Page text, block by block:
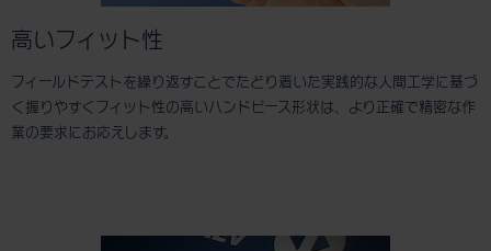
高いフィット性
フィールドテストを繰り返すことでたどり着いた実践的な人間工学に基づ
く握りやすくフィット性の高いハンドピース形状は、より正確で精密な作
業の要求にお応えします。